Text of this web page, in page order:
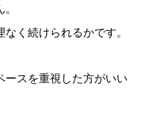
く続けられるかです。
ースを重視した方がいい